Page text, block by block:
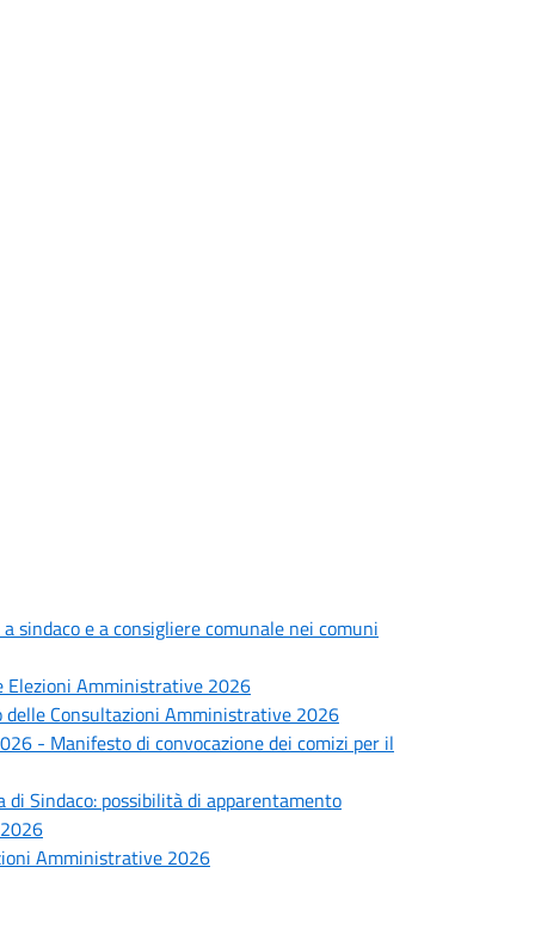
sindaco e a consigliere comunale nei comuni
Elezioni Amministrative 2026
Consultazioni Amministrative 2026
- Manifesto di convocazione dei comizi per il
Sindaco: possibilità di apparentamento
Amministrative 2026